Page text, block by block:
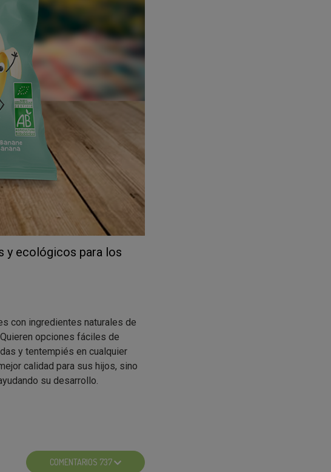
y ecológicos para los
con ingredientes naturales de
opciones fáciles de
y tentempiés en cualquier
calidad para sus hijos, sino
su desarrollo.
, ideales para introducir
segura y sabrosa.
COMENTARIOS 737